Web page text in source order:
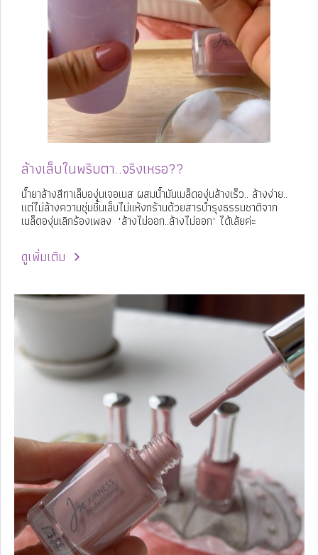
ล้างเล็บในพริบตา..จริงเหรอ??
น้ำยาล้างสีทาเล็บองุ่นเจอเนส ผสมน้ำมันเมล็ดองุ่นล้างเร็ว.. ล้างง่าย..
แต่ไม่ล้างความชุ่มชื้นเล็บไม่แห้งกร้านด้วยสารบำรุงธรรมชาติจาก
เมล็ดองุ่นเลิกร้องเพลง "ล้างไม่ออก..ล้างไม่ออก" ได้เล้ยค่ะ
ดูเพิ่มเติม